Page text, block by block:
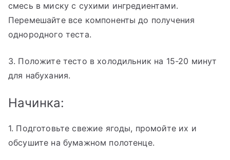
смесь в миску с сухими ингредиентами.
Перемешайте все компоненты до получения
однородного теста.
3. Положите тесто в холодильник на 15-20 минут
для набухания.
Начинка:
1. Подготовьте свежие ягоды, промойте их и
обсушите на бумажном полотенце.